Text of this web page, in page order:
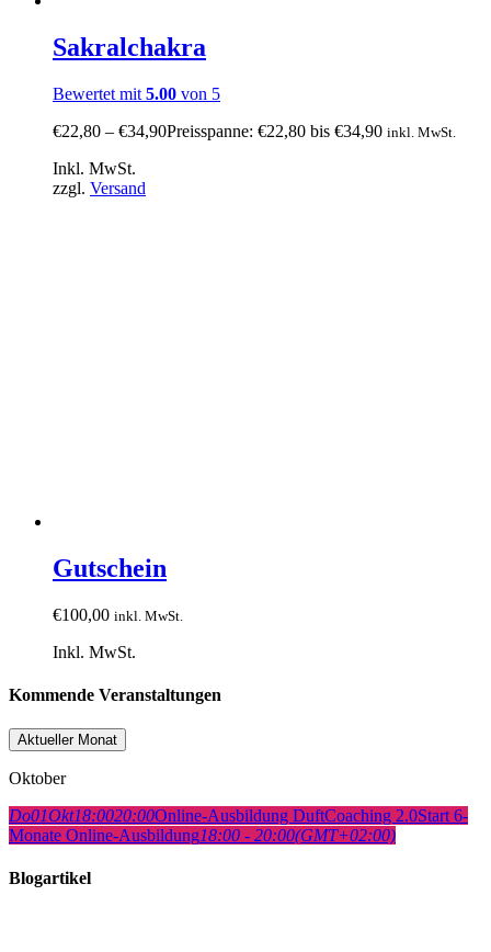
Sakralchakra
Bewertet mit 5.00 von 5
€22,80 – €34,90Preisspanne: €22,80 bis €34,90 inkl. MwSt.
Inkl. MwSt.
zzgl. Versand
Gutschein
€100,00 inkl. MwSt.
Inkl. MwSt.
Kommende Veranstaltungen
Aktueller Monat
Oktober
Do01Okt18:0020:00Online-Ausbildung DuftCoaching 2.0Start 6-
Monate Online-Ausbildung18:00 - 20:00(GMT+02:00)
Blogartikel